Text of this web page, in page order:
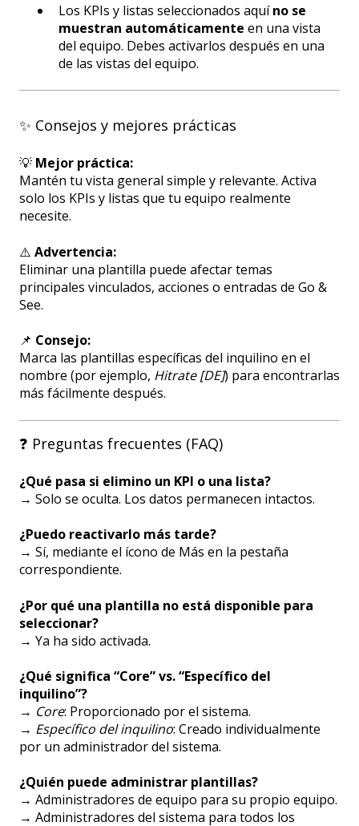
Los KPIs y listas seleccionados aquíno se
muestran automáticamente en una vista
del equipo. Debes activarlos después en una
de las vistas del equipo.
✨ Consejos y mejores prácticas
💡 Mejor práctica:
Mantén tu vista general simple y relevante. Activa
solo los KPIs y listas que tu equipo realmente
necesite.
⚠️ Advertencia:
Eliminar una plantilla puede afectar temas
principales vinculados, acciones o entradas de Go &
See.
📌 Consejo:
Marca las plantillas específicas del inquilino en el
nombre (por ejemplo, Hitrate [DE]) para encontrarlas
más fácilmente después.
❓ Preguntas frecuentes (FAQ)
¿Qué pasa si elimino un KPI o una lista?
→ Solo se oculta. Los datos permanecen intactos.
¿Puedo reactivarlo más tarde?
→ Sí, mediante el ícono de Más en la pestaña
correspondiente.
¿Por qué una plantilla no está disponible para
seleccionar?
→ Ya ha sido activada.
¿Qué significa “Core” vs. “Específico del
inquilino”?
→ Core: Proporcionado por el sistema.
→ Específico del inquilino: Creado individualmente
por un administrador del sistema.
¿Quién puede administrar plantillas?
→ Administradores de equipo para su propio equipo.
→ Administradores del sistema para todos los